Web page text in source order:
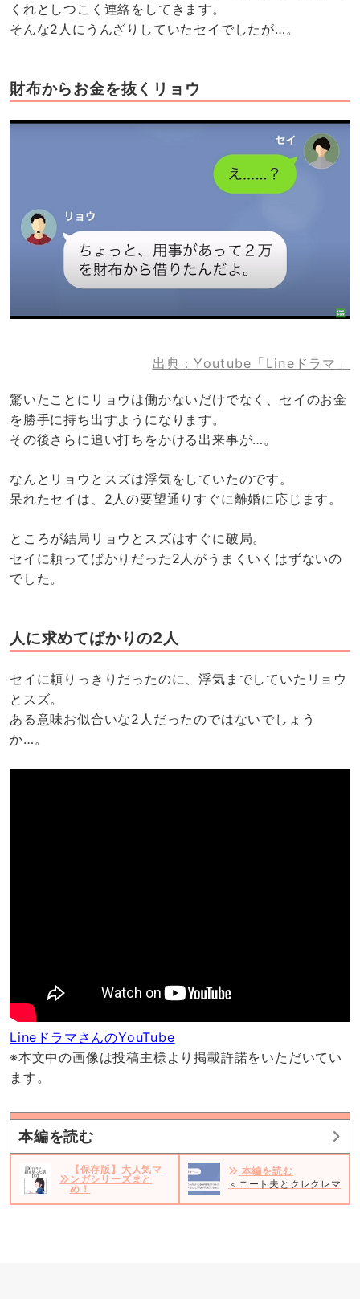
くれとしつこく連絡をしてきます。
そんな2人にうんざりしていたセイでしたが…。
財布からお金を抜くリョウ
出典：Youtube「Lineドラマ」
驚いたことにリョウは働かないだけでなく、セイのお金
を勝手に持ち出すようになります。
その後さらに追い打ちをかける出来事が…。
なんとリョウとスズは浮気をしていたのです。
呆れたセイは、2人の要望通りすぐに離婚に応じます。
ところが結局リョウとスズはすぐに破局。
セイに頼ってばかりだった2人がうまくいくはずないの
でした。
人に求めてばかりの2人
セイに頼りっきりだったのに、浮気までしていたリョウ
とスズ。
ある意味お似合いな2人だったのではないでしょう
か…。
LineドラマさんのYouTube
※本文中の画像は投稿主様より掲載許諾をいただいてい
ます。
本編を読む
【保存版】大人気マ
ンガシリーズまと
め！
本編を読む
＜ニート夫とクレクレママ